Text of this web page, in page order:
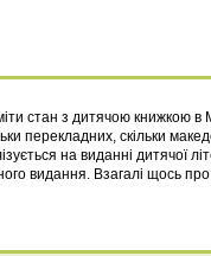
стан з дитячою книжкою в
перекладних, скільки
на виданні дитячої
видання. Взагалі щось